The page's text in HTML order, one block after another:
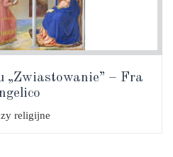
„Zwiastowanie” – Fra
religijne